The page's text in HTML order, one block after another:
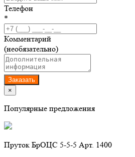
Телефон
*
Комментарий
(необязательно)
Заказать
×
Популярные предложения
Пруток БрОЦС 5-5-5 Арт. 1400